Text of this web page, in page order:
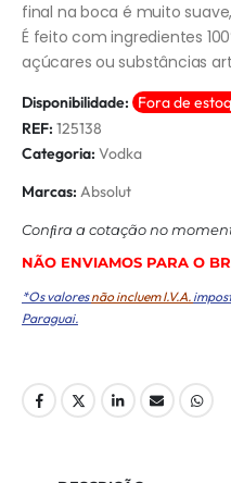
final na boca é muito
É feito com ingredientes
açúcares ou substâncias
Disponibilidade: Fora de
REF: 125138
Categoria: Vodka
Marcas: Absolut
Conﬁra a cotação no
NÃO ENVIAMOS PARA O
*Os valoresnão incluem I.V.A.
Paraguai.